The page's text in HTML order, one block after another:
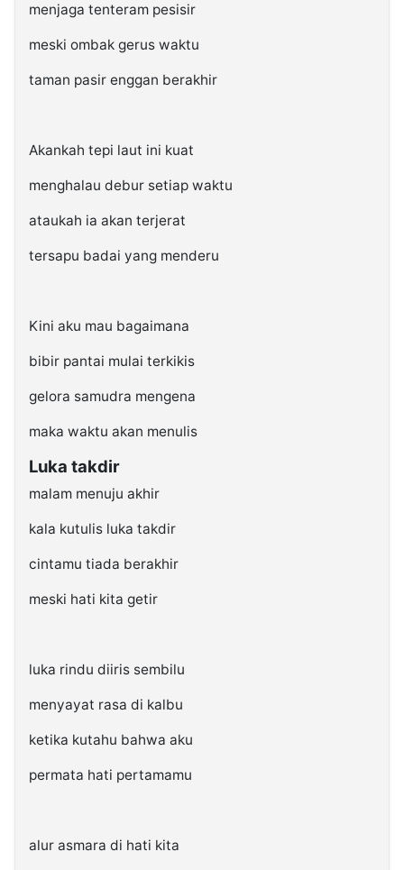
menjaga tenteram pesisir
meski ombak gerus waktu
taman pasir enggan berakhir
Akankah tepi laut ini kuat
menghalau debur setiap waktu
ataukah ia akan terjerat
tersapu badai yang menderu
Kini aku mau bagaimana
bibir pantai mulai terkikis
gelora samudra mengena
maka waktu akan menulis
Luka takdir
malam menuju akhir
kala kutulis luka takdir
cintamu tiada berakhir
meski hati kita getir
luka rindu diiris sembilu
menyayat rasa di kalbu
ketika kutahu bahwa aku
permata hati pertamamu
alur asmara di hati kita